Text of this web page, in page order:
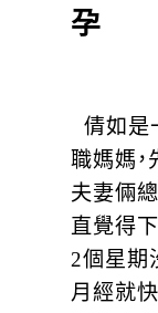
倩如是
職媽媽
夫妻倆
直覺得
2個星期
月經就